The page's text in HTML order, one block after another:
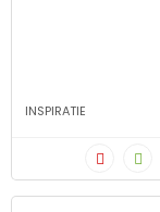
INSPIRATIE